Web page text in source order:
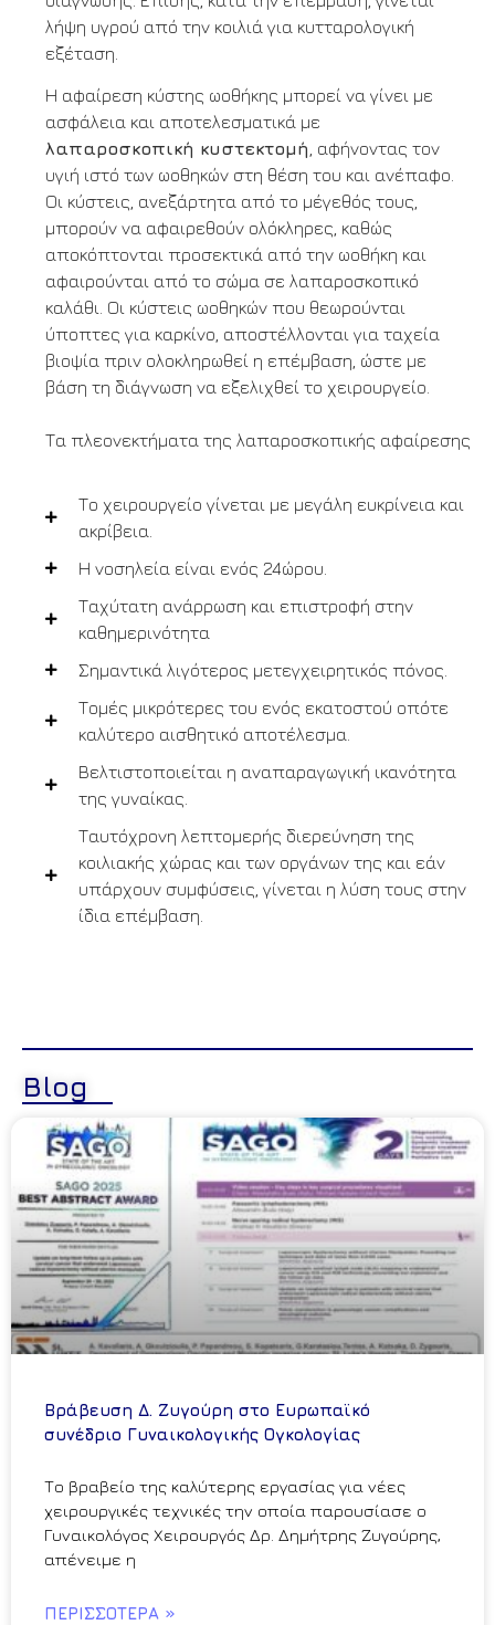
λήψη υγρού από την κοιλιά για κυτταρολογική
εξέταση.
Η αφαίρεση κύστης ωοθήκης μπορεί να γίνει με
ασφάλεια και αποτελεσματικά με
λαπαροσκοπική κυστεκτομή , αφήνοντας τον
υγιή ιστό των ωοθηκών στη θέση του και ανέπαφο.
Οι κύστεις, ανεξάρτητα από το μέγεθός τους,
μπορούν να αφαιρεθούν ολόκληρες, καθώς
αποκόπτονται προσεκτικά από την ωοθήκη και
αφαιρούνται από το σώμα σε λαπαροσκοπικό
καλάθι. Οι κύστεις ωοθηκών που θεωρούνται
ύποπτες για καρκίνο, αποστέλλονται για ταχεία
βιοψία πριν ολοκληρωθεί η επέμβαση, ώστε με
βάση τη διάγνωση να εξελιχθεί το χειρουργείο.
Τα πλεονεκτήματα της λαπαροσκοπικής αφαίρεσης
Το χειρουργείο γίνεται με μεγάλη ευκρίνεια και
ακρίβεια.
Η νοσηλεία είναι ενός 24ώρου.
Ταχύτατη ανάρρωση και επιστροφή στην
καθημερινότητα
Σημαντικά λιγότερος μετεγχειρητικός πόνος.
Τομές μικρότερες του ενός εκατοστού οπότε
καλύτερο αισθητικό αποτέλεσμα.
Βελτιστοποιείται η αναπαραγωγική ικανότητα
της γυναίκας.
Ταυτόχρονη λεπτομερής διερεύνηση της
κοιλιακής χώρας και των οργάνων της και εάν
υπάρχουν συμφύσεις, γίνεται η λύση τους στην
ίδια επέμβαση.
Blog
Βράβευση Δ. Ζυγούρη στο Ευρωπαϊκό
συνέδριο Γυναικολογικής Ογκολογίας
Το βραβείο της καλύτερης εργασίας για νέες
χειρουργικές τεχνικές την οποία παρουσίασε ο
Γυναικολόγος Χειρουργός Δρ. Δημήτρης Ζυγούρης,
απένειμε η
ΠΕΡΙΣΣΌΤΕΡΑ »